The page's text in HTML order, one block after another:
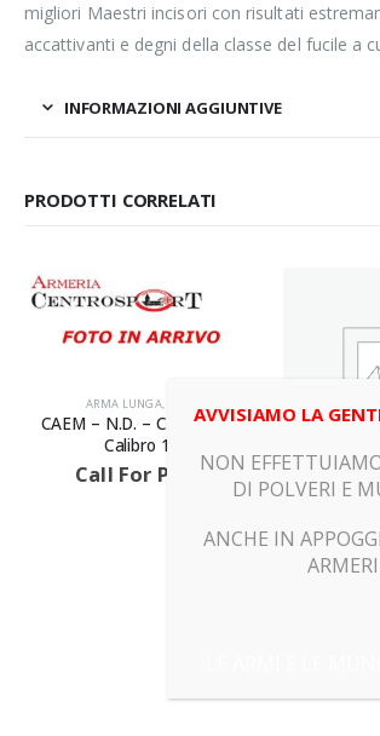
migliori Maestri incisori con risultati
accattivanti e degni della classe del fucile a
INFORMAZIONI AGGIUNTIVE
PRODOTTI CORRELATI
ARMA LUNGA,
CAEM – N.D. – Canna 70 –
Calibro 16
Call For Price
ARMI,
Hatsan –
AVVISIAMO LA
NON
DI POLVERI E
ANCHE IN